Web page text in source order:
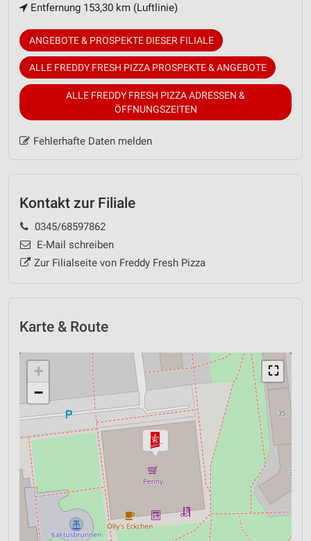
Entfernung 153,30 km (Luftlinie)
ANGEBOTE & PROSPEKTE DIESER FILIALE
ALLE FREDDY FRESH PIZZA PROSPEKTE & ANGEBOTE
ALLE FREDDY FRESH PIZZA ADRESSEN &
ÖFFNUNGSZEITEN
Fehlerhafte Daten melden
Kontakt zur Filiale
0345/68597862
E-Mail schreiben
Zur Filialseite von Freddy Fresh Pizza
Karte & Route
⛶
+
−